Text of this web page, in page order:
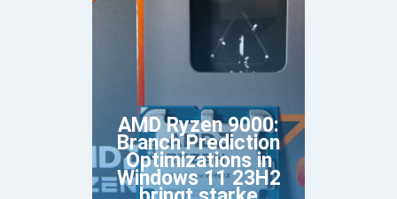
AMD Ryzen 9000:
Branch Prediction
Optimizations in
Windows 11 23H2